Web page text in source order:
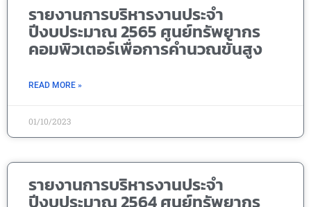
รายงานการบริหารงานประจำ
ปีงบประมาณ 2565 ศูนย์ทรัพยากร
คอมพิวเตอร์เพื่อการคำนวณขั้นสูง
READ MORE »
01/10/2023
รายงานการบริหารงานประจำ
ปีงบประมาณ 2564 ศูนย์ทรัพยากร